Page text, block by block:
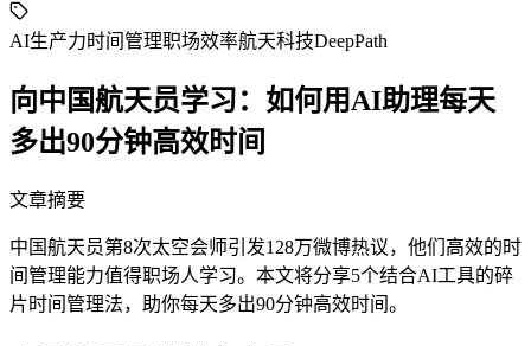
AI生产力时间管理职场效率航天科技DeepPath
向中国航天员学习：如何用AI助理每天
多出90分钟高效时间
文章摘要
中国航天员第8次太空会师引发128万微博热议，他们高效的时
间管理能力值得职场人学习。本文将分享5个结合AI工具的碎
片时间管理法，助你每天多出90分钟高效时间。